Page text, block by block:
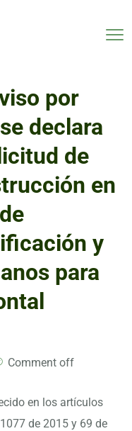
por
declara
de
en
y
para
Comment off
en los artículos
de 2015 y 69 de